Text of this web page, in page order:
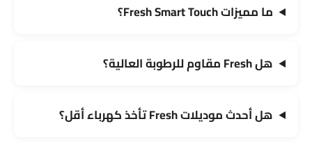
ما مميزات Fresh Smart Touch؟
هل Fresh مقاوم للرطوبة العالية؟
هل أحدث موديلات Fresh تأخذ كهرباء أقل؟